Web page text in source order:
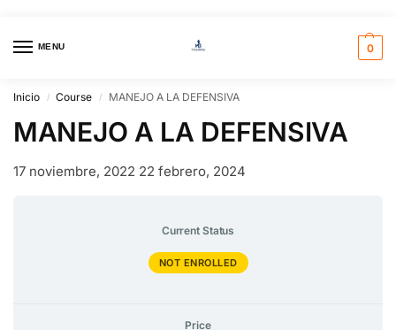
MENU 0
Inicio / Course / MANEJO A LA DEFENSIVA
MANEJO A LA DEFENSIVA
17 noviembre, 2022 22 febrero, 2024
Current Status
NOT ENROLLED
Price